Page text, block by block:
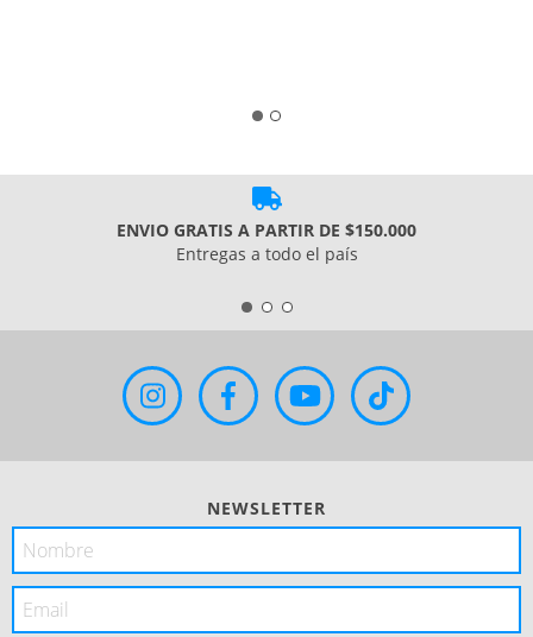
ENVIO GRATIS A PARTIR DE $150.000
Entregas a todo el país
NEWSLETTER